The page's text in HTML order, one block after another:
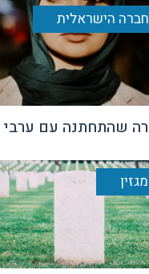
הישראלית
שהתחתנה עם ערבי